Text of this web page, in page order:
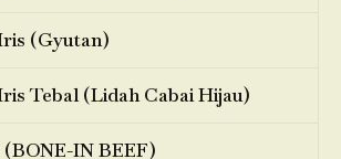
(Gyutan)
Tebal (Lidah Cabai Hijau)
IN BEEF)